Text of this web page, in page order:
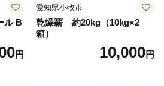
インとなっており、2015年度グ
しました。列車のレトロな雰囲気
風景を眺めながら、14.3ｋｍのシ
むことができます。
ル B
円
愛知県小牧市
乾燥薪 約20kg（10kg×2
箱）
10,000円